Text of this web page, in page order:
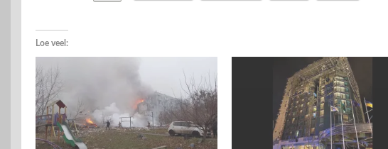
Loe veel: